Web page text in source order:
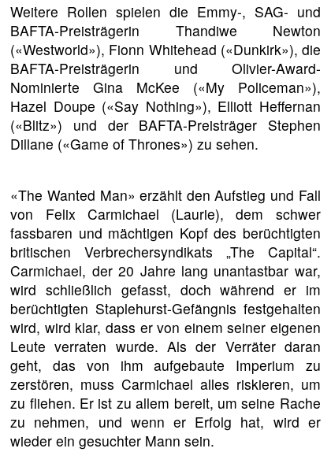
Weitere Rollen spielen die Emmy-, SAG- und
BAFTA-Preisträgerin Thandiwe Newton
(«Westworld»), Fionn Whitehead («Dunkirk»), die
BAFTA-Preisträgerin und Olivier-Award-
Nominierte Gina McKee («My Policeman»),
Hazel Doupe («Say Nothing»), Elliott Heffernan
(«Blitz») und der BAFTA-Preisträger Stephen
Dillane («Game of Thrones») zu sehen.
«The Wanted Man» erzählt den Aufstieg und Fall
von Felix Carmichael (Laurie), dem schwer
fassbaren und mächtigen Kopf des berüchtigten
britischen Verbrechersyndikats „The Capital“.
Carmichael, der 20 Jahre lang unantastbar war,
wird schließlich gefasst, doch während er im
berüchtigten Staplehurst-Gefängnis festgehalten
wird, wird klar, dass er von einem seiner eigenen
Leute verraten wurde. Als der Verräter daran
geht, das von ihm aufgebaute Imperium zu
zerstören, muss Carmichael alles riskieren, um
zu fliehen. Er ist zu allem bereit, um seine Rache
zu nehmen, und wenn er Erfolg hat, wird er
wieder ein gesuchter Mann sein.